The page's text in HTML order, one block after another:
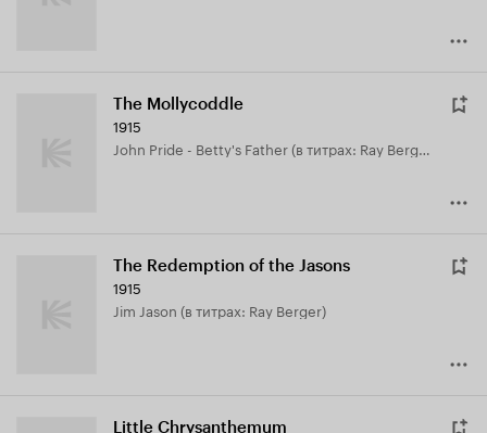
The Mollycoddle
1915
John Pride - Betty's Father (в титрах: Ray Berger)
The Redemption of the Jasons
1915
Jim Jason (в титрах: Ray Berger)
Little Chrysanthemum